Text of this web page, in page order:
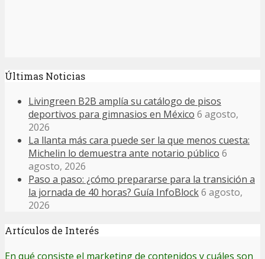
Últimas Noticias
Livingreen B2B amplía su catálogo de pisos
deportivos para gimnasios en México 6 agosto,
2026
La llanta más cara puede ser la que menos cuesta:
Michelin lo demuestra ante notario público 6
agosto, 2026
Paso a paso: ¿cómo prepararse para la transición a
la jornada de 40 horas? Guía InfoBlock6 agosto,
2026
Artículos de Interés
En qué consiste el marketing de contenidos y cuáles son